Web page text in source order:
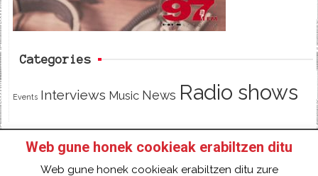
o
Categories
Events Interviews Music News Radio shows
HOME
HAZTE SOCI@ DE 97FM IRRATIA
FACEBOOK
TWITTER CONTACT LOGIN
Web gune honek cookieak erabiltzen ditu
Web gune honek cookieak erabiltzen ditu zure